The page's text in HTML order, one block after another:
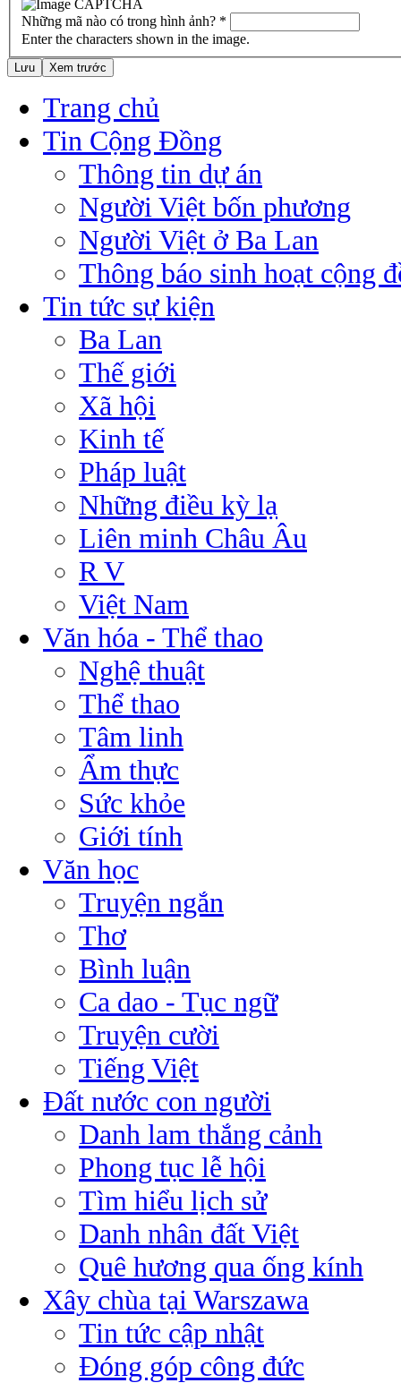
Những mã nào có trong hình ảnh? *
Enter the characters shown in the image.
Trang chủ
Tin Cộng Đồng
Thông tin dự án
Người Việt bốn phương
Người Việt ở Ba Lan
Thông báo sinh hoạt cộng
Tin tức sự kiện
Ba Lan
Thế giới
Xã hội
Kinh tế
Pháp luật
Những điều kỳ lạ
Liên minh Châu Âu
R V
Việt Nam
Văn hóa - Thể thao
Nghệ thuật
Thể thao
Tâm linh
Ẩm thực
Sức khỏe
Giới tính
Văn học
Truyện ngắn
Thơ
Bình luận
Ca dao - Tục ngữ
Truyện cười
Tiếng Việt
Đất nước con người
Danh lam thắng cảnh
Phong tục lễ hội
Tìm hiểu lịch sử
Danh nhân đất Việt
Quê hương qua ống kính
Xây chùa tại Warszawa
Tin tức cập nhật
Đóng góp công đức